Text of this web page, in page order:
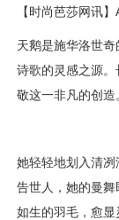
【时尚芭莎网讯
天鹅是施华洛世
诗歌的灵感之源
敬这一非凡的创造
她轻轻地划入清
告世人，她的曼
如生的羽毛，愈显